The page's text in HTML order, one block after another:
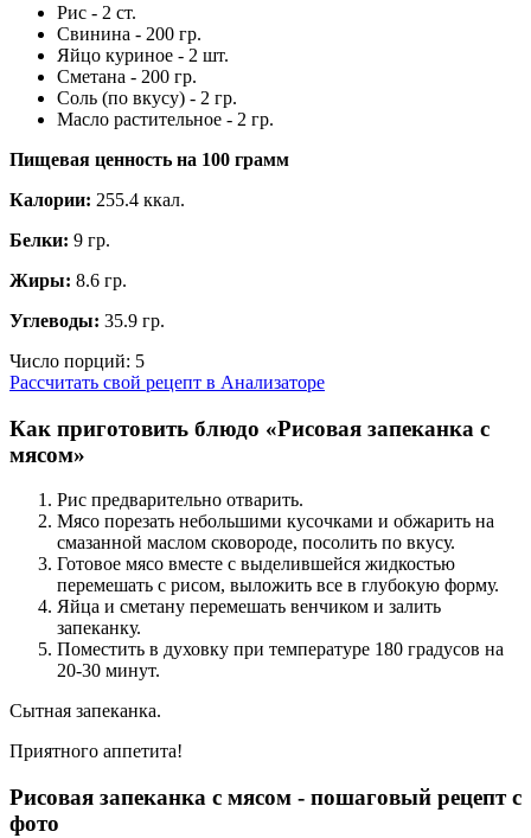
Рис - 2 ст.
Свинина - 200 гр.
Яйцо куриное - 2 шт.
Сметана - 200 гр.
Соль (по вкусу) - 2 гр.
Масло растительное - 2 гр.
Пищевая ценность на 100 грамм
Калории: 255.4 ккал.
Белки: 9 гр.
Жиры: 8.6 гр.
Углеводы: 35.9 гр.
Число порций: 5
Рассчитать свой рецепт в Анализаторе
Как приготовить блюдо «Рисовая запеканка с
мясом»
Рис предварительно отварить.
Мясо порезать небольшими кусочками и обжарить на
смазанной маслом сковороде, посолить по вкусу.
Готовое мясо вместе с выделившейся жидкостью
перемешать с рисом, выложить все в глубокую форму.
Яйца и сметану перемешать венчиком и залить
запеканку.
Поместить в духовку при температуре 180 градусов на
20-30 минут.
Сытная запеканка.
Приятного аппетита!
Рисовая запеканка с мясом - пошаговый рецепт с
фото